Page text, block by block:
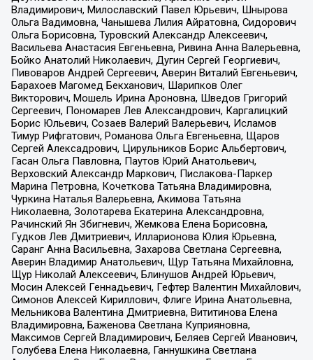
Владимирович, Милославский Павел Юрьевич, Шнырова
Ольга Вадимовна, Чанышева Лилия Айратовна, Сидорович
Ольга Борисовна, Туровский Александр Алексеевич,
Васильева Анастасия Евгеньевна, Ривина Анна Валерьевна,
Бойко Анатолий Николаевич, Дугин Сергей Георгиевич,
Пивоваров Андрей Сергеевич, Аверин Виталий Евгеньевич,
Барахоев Магомед Бекханович, Шарипков Олег
Викторович, Мошель Ирина Ароновна, Шведов Григорий
Сергеевич, Пономарев Лев Александрович, Каргалицкий
Борис Юльевич, Созаев Валерий Валерьевич, Исламов
Тимур Рифгатович, Романова Ольга Евгеньевна, Щаров
Сергей Алексадрович, Цирульников Борис Альбертович,
Гасан Ольга Павловна, Паутов Юрий Анатольевич,
Верховский Александр Маркович, Пислакова-Паркер
Марина Петровна, Кочеткова Татьяна Владимировна,
Чуркина Наталья Валерьевна, Акимова Татьяна
Николаевна, Золотарева Екатерина Александровна,
Рачинский Ян Збигневич, Жемкова Елена Борисовна,
Гудков Лев Дмитриевич, Илларионова Юлия Юрьевна,
Саранг Анна Васильевна, Захарова Светлана Сергеевна,
Аверин Владимир Анатольевич, Щур Татьяна Михайловна,
Щур Николай Алексеевич, Блинушов Андрей Юрьевич,
Мосин Алексей Геннадьевич, Гефтер Валентин Михайлович,
Симонов Алексей Кириллович, Флиге Ирина Анатольевна,
Мельникова Валентина Дмитриевна, Вититинова Елена
Владимировна, Баженова Светлана Куприяновна,
Максимов Сергей Владимирович, Беляев Сергей Иванович,
Голубева Елена Николаевна, Ганнушкина Светлана